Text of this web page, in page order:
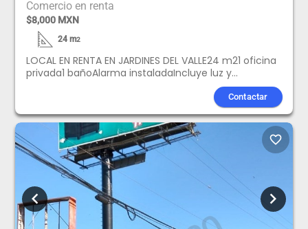
Comercio en renta
$8,000 MXN
24m2
LOCAL EN RENTA EN JARDINES DEL VALLE24 m21 oficina
privada1 bañoAlarma instaladaIncluye luz y
aguaPrecio mas IVA al 8%Local de 24 m con acceso
directo por Boulevard Benito Juárez y Calzada
Francisco L. Montejano. Cuenta con aire
acondicionado.
Contactar
favorite_border
chevron_left chevron_right